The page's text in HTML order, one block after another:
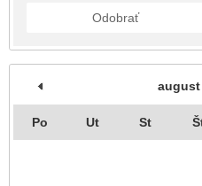
Odobrať
august
Po Ut St